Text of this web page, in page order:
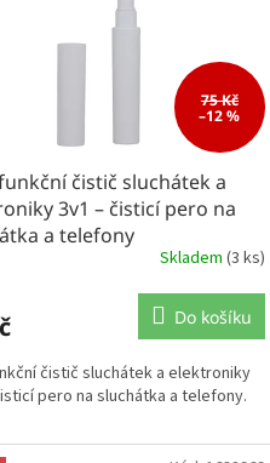
75 Kč
–12 %
čistič sluchátek a
3v1 – čisticí pero na
a telefony
Skladem (3 ks)
Do košíku
čistič sluchátek a elektroniky
pero na sluchátka a telefony.